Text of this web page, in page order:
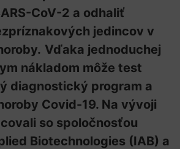
CoV-2 a odhaliť
jedincov v
Vďaka jednoduchej
nákladom môže test
diagnostický program a
Covid-19. Na vývoji
so spoločnosťou
Biotechnologies (IAB) a